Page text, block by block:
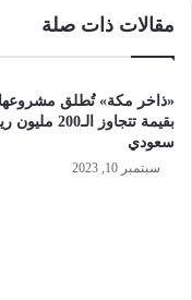
مقالات ذات صلة
«ذاخر مكة» تُطلق مشروعها
بقيمة تتجاوز الـ200
سعودي
سبتمبر 10, 2023